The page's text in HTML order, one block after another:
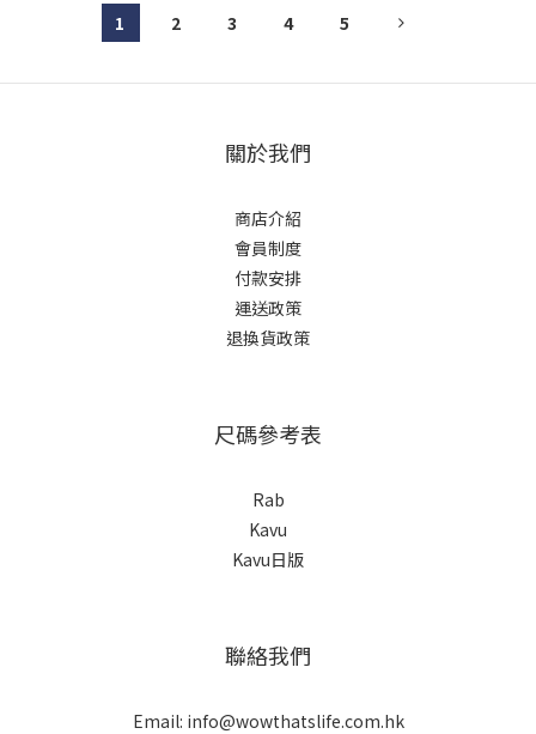
1 2 3 4 5
關於我們
商店介紹
會員制度
付款安排
運送政策
退換貨政策
尺碼參考表
Rab
Kavu
Kavu日版
聯絡我們
Email: info@wowthatslife.com.hk